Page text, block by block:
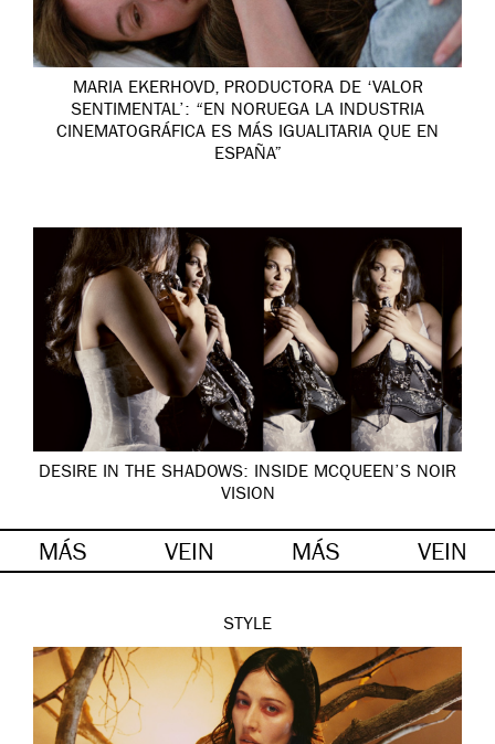
MARIA EKERHOVD, PRODUCTORA DE ‘VALOR
SENTIMENTAL’: “EN NORUEGA LA INDUSTRIA
CINEMATOGRÁFICA ES MÁS IGUALITARIA QUE EN
ESPAÑA”
DESIRE IN THE SHADOWS: INSIDE MCQUEEN’S NOIR
VISION
MÁS VEIN MÁS VEIN
STYLE